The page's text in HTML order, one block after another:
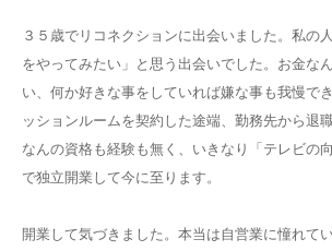
３５歳でリコネクションに出会いました。 私の
をやってみたい」と思う出会いでした。 お金な
い、何か好きな事をしていれば嫌な事も我慢でき
ッションルームを契約した途端、勤務先から退
なんの資格も経験も無く、いきなり「テレビの
で独立開業して今に至ります。
開業して気づきました。本当は自営業に憧れてい